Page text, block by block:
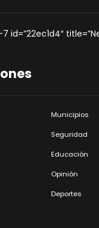
Municipios
Seguridad
Educación
Opinión
Deportes